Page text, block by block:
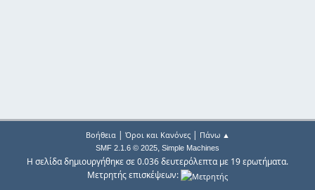
Βοήθεια| Όροι και Κανόνες| Πάνω ▲
SMF 2.1.6 © 2025, Simple Machines
Η σελίδα δημιουργήθηκε σε 0.036 δευτερόλεπτα με 19 ερωτήματα.
Μετρητής επισκέψεων: